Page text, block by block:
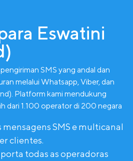
Eswatini
SMS yang andal dan
melalui Whatsapp, Viber, dan
Platform kami mendukung
dari 1.100 operator di 200 negara
mensagens SMS e multicanal
clientes.
todas as operadoras